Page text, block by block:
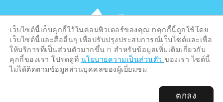
©Hiroshima Tourism Association /
Hiroshima Prefecture / Hiroshima City .
เว็บไซต์นี้เก็บคุกกี้ไว้ในคอมพิวเตอร์ของคุณ nคุกกี้นี้ถูกใช้โดย
เว็บไซต์นี้และสื่ออื่นๆ เพื่อปรับปรุงประสบการณ์เว็บไซต์และเพื่อ
ให้บริการที่เป็นส่วนตัวมากขึ้น n สำหรับข้อมูลเพิ่มเติมเกี่ยวกับ
คุกกี้ของเรา โปรดดูที่ นโยบายความเป็นส่วนตัวของเรา ไซต์นี้
ไม่ได้ติดตามข้อมูลส่วนบุคคลของผู้เยี่ยมชม
ตกลง